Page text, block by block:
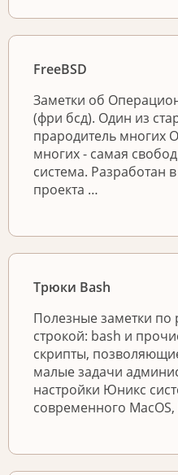
FreeBSD
Заметки об
(фри бсд). Один из
прародитель многих
многих - самая
система. Разработан
проекта …
Трюки Bash
Полезные заметки по
строкой: bash и
скрипты,
малые задачи
настройки Юникс
современного